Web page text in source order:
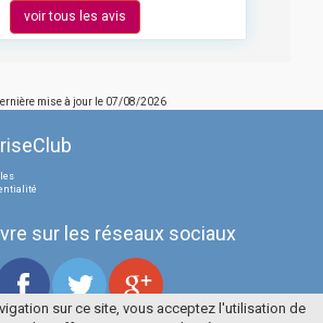
voir tous les avis
mise à jour le 07/08/2026
sur les réseaux sociaux
sur ce site, vous acceptez l'utilisation de